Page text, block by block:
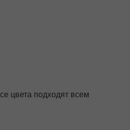
цвета подходят всем